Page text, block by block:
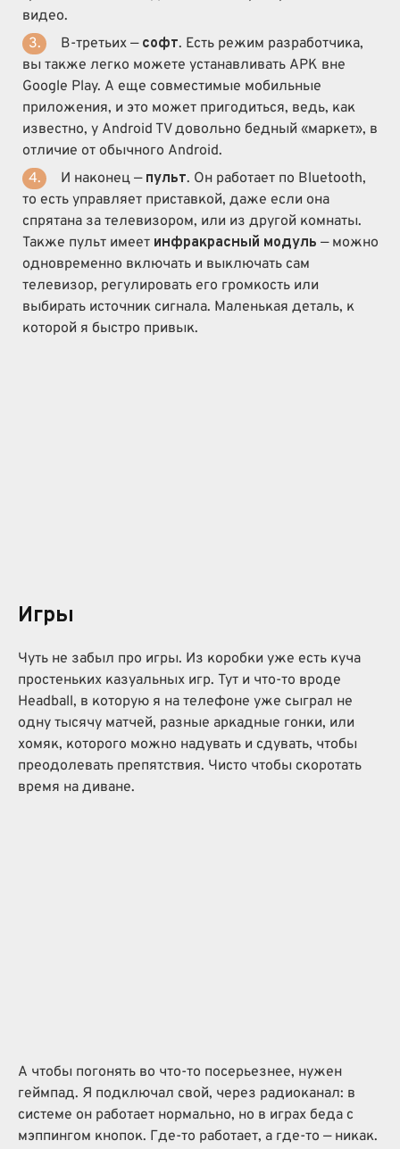
видео.
В-третьих — софт. Есть режим разработчика,
вы также легко можете устанавливать APK вне
Google Play. А еще совместимые мобильные
приложения, и это может пригодиться, ведь, как
известно, у Android TV довольно бедный «маркет», в
отличие от обычного Android.
И наконец — пульт. Он работает по Bluetooth,
то есть управляет приставкой, даже если она
спрятана за телевизором, или из другой комнаты.
Также пульт имеет инфракрасный модуль — можно
одновременно включать и выключать сам
телевизор, регулировать его громкость или
выбирать источник сигнала. Маленькая деталь, к
которой я быстро привык.
Игры
Чуть не забыл про игры. Из коробки уже есть куча
простеньких казуальных игр. Тут и что-то вроде
Headball, в которую я на телефоне уже сыграл не
одну тысячу матчей, разные аркадные гонки, или
хомяк, которого можно надувать и сдувать, чтобы
преодолевать препятствия. Чисто чтобы скоротать
время на диване.
А чтобы погонять во что-то посерьезнее, нужен
геймпад. Я подключал свой, через радиоканал: в
системе он работает нормально, но в играх беда с
мэппингом кнопок. Где-то работает, а где-то — никак.